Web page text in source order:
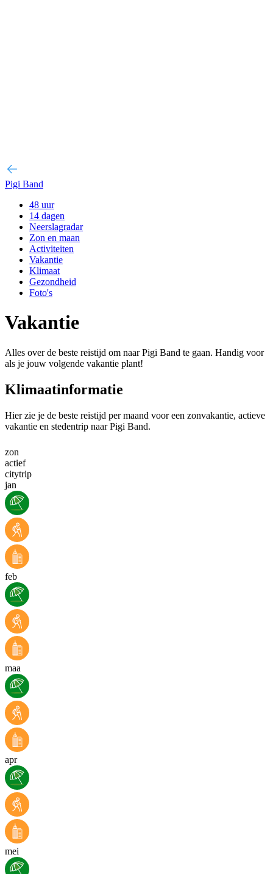
Pigi Band
48 uur
14 dagen
Neerslagradar
Zon en maan
Activiteiten
Vakantie
Klimaat
Gezondheid
Foto's
Vakantie
Alles over de beste reistijd om naar Pigi Band te gaan. Handig voor
als je jouw volgende vakantie plant!
Klimaatinformatie
Hier zie je de beste reistijd per maand voor een zonvakantie, actieve
vakantie en stedentrip naar Pigi Band.
zon
actief
citytrip
jan
feb
maa
apr
mei